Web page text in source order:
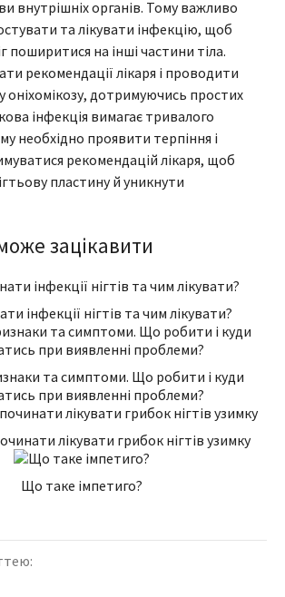
внутрішніх органів. Тому важливо
та лікувати інфекцію, щоб
поширитися на інші частини тіла.
рекомендації лікаря і проводити
оніхомікозу, дотримуючись простих
інфекція вимагає тривалого
необхідно проявити терпіння і
рекомендацій лікаря, щоб
пластину й уникнути
зацікавити
інфекції нігтів та чим лікувати?
та симптоми. Що робити і куди
при виявленні проблеми?
лікувати грибок нігтів узимку
Що таке імпетиго?